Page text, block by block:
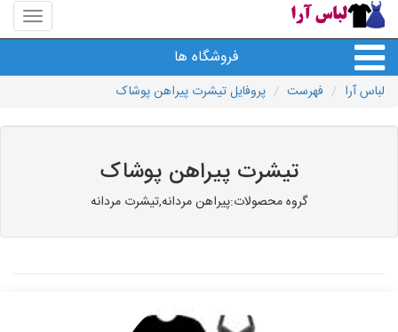
منوی
سایت
آرا
فروشگاه ها
لباس آرا فهرست پروفایل تیشرت پیراهن پوشاک
تیشرت پیراهن پوشاک
گروه محصولات:پیراهن مردانه,تیشرت مردانه